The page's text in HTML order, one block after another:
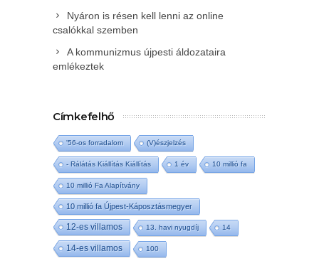
Nyáron is résen kell lenni az online
csalókkal szemben
A kommunizmus újpesti áldozataira
emlékeztek
Címkefelhő
'56-os forradalom (V)észjelzés
- Rálátás Kiállítás Kiállítás 1 év 10 millió fa
10 millió Fa Alapítvány
10 millió fa Újpest-Káposztásmegyer
12-es villamos 13. havi nyugdíj 14
14-es villamos 100